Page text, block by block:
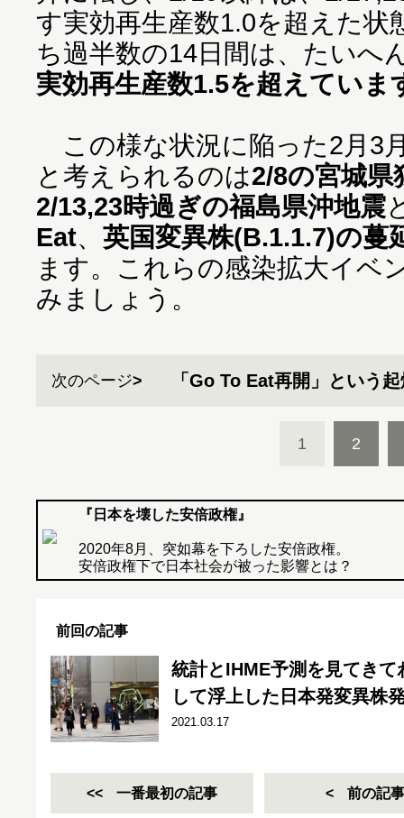
す実効再生産数1.0を超えた状
ち過半数の14日間は、たいへ
実効再生産数1.5を超えていま
この様な状況に陥った2月3
と考えられるのは2/8の宮城県
2/13,23時過ぎの福島県沖地震
Eat、 英国変異株(B.1.1.7)の蔓
ます。これらの感染拡大イベ
みましょう。
次のページ 「Go To Eat再開」という
1 2
『日本を壊した安倍政権』
2020年8月、突如幕を下ろした安倍政権。
安倍政権下で日本社会が被った影響とは？
前回の記事
統計とIHME予測を見てき
して浮上した日本発変異株
2021.03.17
一番最初の記事 前の記事